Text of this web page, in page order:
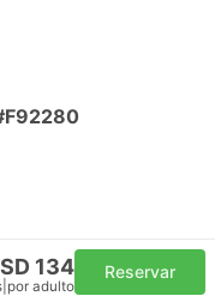
134
por adulto
Reservar